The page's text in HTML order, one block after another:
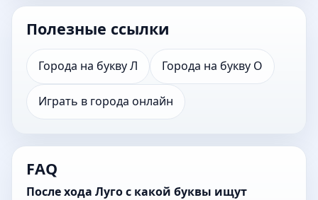
Полезные ссылки
Города на букву Л Города на букву О
Играть в города онлайн
FAQ
После хода Луго с какой буквы ищут